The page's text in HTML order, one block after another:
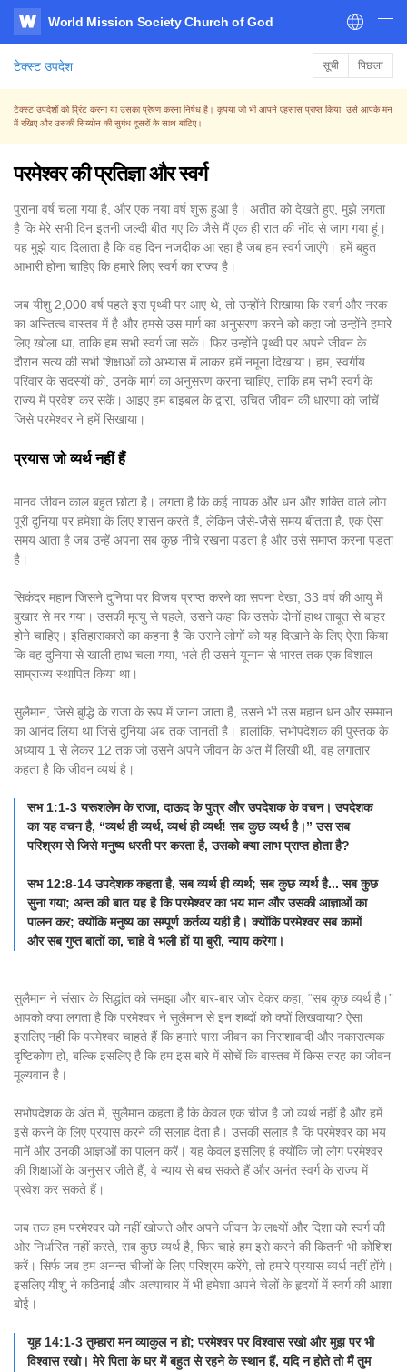
WATV
World Mission Society Church of God
टेक्स्ट उपदेश सूची पिछला
टेक्स्ट उपदेशों को प्रिंट करना या उसका प्रेषण करना निषेध है। कृपया जो भी आपने एहसास प्राप्त किया, उसे आपके मन
में रखिए और उसकी सिय्योन की सुगंध दूसरों के साथ बांटिए।
परमेश्वर की प्रतिज्ञा और स्वर्ग
पुराना वर्ष चला गया है, और एक नया वर्ष शुरू हुआ है। अतीत को देखते हुए, मुझे लगता
है कि मेरे सभी दिन इतनी जल्दी बीत गए कि जैसे मैं एक ही रात की नींद से जाग गया हूं।
यह मुझे याद दिलाता है कि वह दिन नजदीक आ रहा है जब हम स्वर्ग जाएंगे। हमें बहुत
आभारी होना चाहिए कि हमारे लिए स्वर्ग का राज्य है।
जब यीशु 2,000 वर्ष पहले इस पृथ्वी पर आए थे, तो उन्होंने सिखाया कि स्वर्ग और नरक
का अस्तित्व वास्तव में है और हमसे उस मार्ग का अनुसरण करने को कहा जो उन्होंने हमारे
लिए खोला था, ताकि हम सभी स्वर्ग जा सकें। फिर उन्होंने पृथ्वी पर अपने जीवन के
दौरान सत्य की सभी शिक्षाओं को अभ्यास में लाकर हमें नमूना दिखाया। हम, स्वर्गीय
परिवार के सदस्यों को, उनके मार्ग का अनुसरण करना चाहिए, ताकि हम सभी स्वर्ग के
राज्य में प्रवेश कर सकें। आइए हम बाइबल के द्वारा, उचित जीवन की धारणा को जांचें
जिसे परमेश्वर ने हमें सिखाया।
प्रयास जो व्यर्थ नहीं हैं
मानव जीवन काल बहुत छोटा है। लगता है कि कई नायक और धन और शक्ति वाले लोग
पूरी दुनिया पर हमेशा के लिए शासन करते हैं, लेकिन जैसे-जैसे समय बीतता है, एक ऐसा
समय आता है जब उन्हें अपना सब कुछ नीचे रखना पड़ता है और उसे समाप्त करना पड़ता
है।
सिकंदर महान जिसने दुनिया पर विजय प्राप्त करने का सपना देखा, 33 वर्ष की आयु में
बुखार से मर गया। उसकी मृत्यु से पहले, उसने कहा कि उसके दोनों हाथ ताबूत से बाहर
होने चाहिए। इतिहासकारों का कहना है कि उसने लोगों को यह दिखाने के लिए ऐसा किया
कि वह दुनिया से खाली हाथ चला गया, भले ही उसने यूनान से भारत तक एक विशाल
साम्राज्य स्थापित किया था।
सुलैमान, जिसे बुद्धि के राजा के रूप में जाना जाता है, उसने भी उस महान धन और सम्मान
का आनंद लिया था जिसे दुनिया अब तक जानती है। हालांकि, सभोपदेशक की पुस्तक के
अध्याय 1 से लेकर 12 तक जो उसने अपने जीवन के अंत में लिखी थी, वह लगातार
कहता है कि जीवन व्यर्थ है।
सभ 1:1-3 यरूशलेम के राजा, दाऊद के पुत्र और उपदेशक के वचन। उपदेशक
का यह वचन है, “व्यर्थ ही व्यर्थ, व्यर्थ ही व्यर्थ! सब कुछ व्यर्थ है।” उस सब
परिश्रम से जिसे मनुष्य धरती पर करता है, उसको क्या लाभ प्राप्त होता है?
सभ 12:8-14 उपदेशक कहता है, सब व्यर्थ ही व्यर्थ; सब कुछ व्यर्थ है... सब कुछ
सुना गया; अन्त की बात यह है कि परमेश्वर का भय मान और उसकी आज्ञाओं का
पालन कर; क्योंकि मनुष्य का सम्पूर्ण कर्तव्य यही है। क्योंकि परमेश्वर सब कामों
और सब गुप्त बातों का, चाहे वे भली हों या बुरी, न्याय करेगा।
सुलैमान ने संसार के सिद्धांत को समझा और बार-बार जोर देकर कहा, “सब कुछ व्यर्थ है।”
आपको क्या लगता है कि परमेश्वर ने सुलैमान से इन शब्दों को क्यों लिखवाया? ऐसा
इसलिए नहीं कि परमेश्वर चाहते हैं कि हमारे पास जीवन का निराशावादी और नकारात्मक
दृष्टिकोण हो, बल्कि इसलिए है कि हम इस बारे में सोचें कि वास्तव में किस तरह का जीवन
मूल्यवान है।
सभोपदेशक के अंत में, सुलैमान कहता है कि केवल एक चीज है जो व्यर्थ नहीं है और हमें
इसे करने के लिए प्रयास करने की सलाह देता है। उसकी सलाह है कि परमेश्वर का भय
मानें और उनकी आज्ञाओं का पालन करें। यह केवल इसलिए है क्योंकि जो लोग परमेश्वर
की शिक्षाओं के अनुसार जीते हैं, वे न्याय से बच सकते हैं और अनंत स्वर्ग के राज्य में
प्रवेश कर सकते हैं।
जब तक हम परमेश्वर को नहीं खोजते और अपने जीवन के लक्ष्यों और दिशा को स्वर्ग की
ओर निर्धारित नहीं करते, सब कुछ व्यर्थ है, फिर चाहे हम इसे करने की कितनी भी कोशिश
करें। सिर्फ जब हम अनन्त चीजों के लिए परिश्रम करेंगे, तो हमारे प्रयास व्यर्थ नहीं होंगे।
इसलिए यीशु ने कठिनाई और अत्याचार में भी हमेशा अपने चेलों के हृदयों में स्वर्ग की आशा
बोई।
यूह 14:1-3 तुम्हारा मन व्याकुल न हो; परमेश्वर पर विश्वास रखो और मुझ पर भी
विश्वास रखो। मेरे पिता के घर में बहुत से रहने के स्थान हैं, यदि न होते तो मैं तुम